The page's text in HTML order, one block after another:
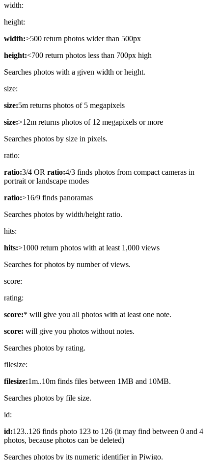
width:
height:
width:>500 return photos wider than 500px
height:<700 return photos less than 700px high
Searches photos with a given width or height.
size:
size:5m returns photos of 5 megapixels
size:>12m returns photos of 12 megapixels or more
Searches photos by size in pixels.
ratio:
ratio:3/4 OR ratio:4/3 finds photos from compact cameras in
portrait or landscape modes
ratio:>16/9 finds panoramas
Searches photos by width/height ratio.
hits:
hits:>1000 return photos with at least 1,000 views
Searches for photos by number of views.
score:
rating:
score:* will give you all photos with at least one note.
score: will give you photos without notes.
Searches photos by rating.
filesize:
filesize:1m..10m finds files between 1MB and 10MB.
Searches photos by file size.
id:
id:123..126 finds photo 123 to 126 (it may find between 0 and 4
photos, because photos can be deleted)
Searches photos by its numeric identifier in Piwigo.